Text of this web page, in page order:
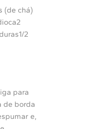
(de chá)
2
para
de borda
e,